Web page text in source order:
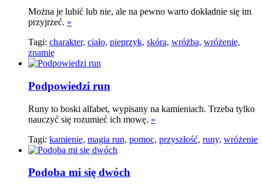
Można je lubić lub nie, ale na pewno warto dokładnie się im
przyjrzeć. »
Tagi: charakter, ciało, pieprzyk, skóra, wróżba, wróżenie,
znamię
Podpowiedzi run
Runy to boski alfabet, wypisany na kamieniach. Trzeba tylko
nauczyć się rozumieć ich mowę. »
Tagi: kamienie, magia run, pomoc, przyszłość, runy, wróżenie
Podoba mi się dwóch